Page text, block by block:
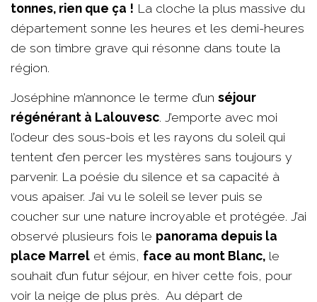
tonnes, rien que ça ! La cloche la plus massive du
département sonne les heures et les demi-heures
de son timbre grave qui résonne dans toute la
région.
Joséphine m’annonce le terme d’un séjour
régénérant à Lalouvesc. J’emporte avec moi
l’odeur des sous-bois et les rayons du soleil qui
tentent d’en percer les mystères sans toujours y
parvenir. La poésie du silence et sa capacité à
vous apaiser. J’ai vu le soleil se lever puis se
coucher sur une nature incroyable et protégée. J’ai
observé plusieurs fois le panorama depuis la
place Marrel et émis, face au mont Blanc, le
souhait d’un futur séjour, en hiver cette fois, pour
voir la neige de plus près. Au départ de